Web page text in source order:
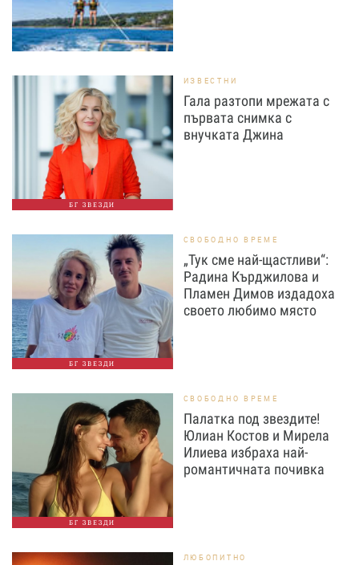
БГ ЗВЕЗДИ
ИЗВЕСТНИ
Гала разтопи мрежата с
първата снимка с
внучката Джина
БГ ЗВЕЗДИ
СВОБОДНО ВРЕМЕ
„Тук сме най-щастливи“:
Радина Кърджилова и
Пламен Димов издадоха
своето любимо място
БГ ЗВЕЗДИ
СВОБОДНО ВРЕМЕ
Палатка под звездите!
Юлиан Костов и Мирела
Илиева избраха най-
романтичната почивка
ЛЮБОПИТНО